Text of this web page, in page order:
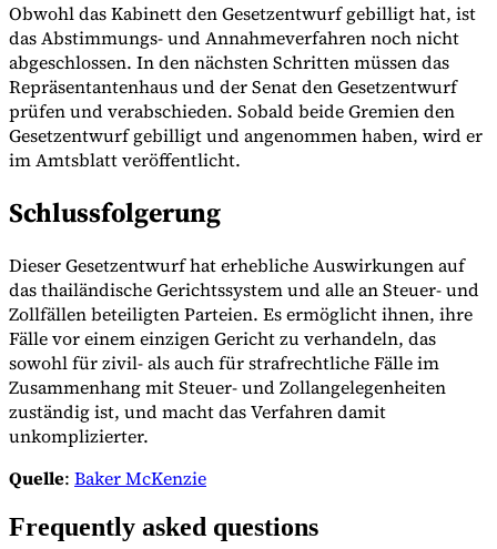
Obwohl das Kabinett den Gesetzentwurf gebilligt hat, ist
das Abstimmungs- und Annahmeverfahren noch nicht
abgeschlossen. In den nächsten Schritten müssen das
Repräsentantenhaus und der Senat den Gesetzentwurf
prüfen und verabschieden. Sobald beide Gremien den
Gesetzentwurf gebilligt und angenommen haben, wird er
im Amtsblatt veröffentlicht.
Schlussfolgerung
Dieser Gesetzentwurf hat erhebliche Auswirkungen auf
das thailändische Gerichtssystem und alle an Steuer- und
Zollfällen beteiligten Parteien. Es ermöglicht ihnen, ihre
Fälle vor einem einzigen Gericht zu verhandeln, das
sowohl für zivil- als auch für strafrechtliche Fälle im
Zusammenhang mit Steuer- und Zollangelegenheiten
zuständig ist, und macht das Verfahren damit
unkomplizierter.
Quelle: Baker McKenzie
Frequently asked questions